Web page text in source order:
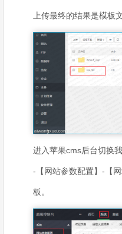
上传最终的结果是模板
进入苹果cms后台切换
-【网站参数配置】-【
板。